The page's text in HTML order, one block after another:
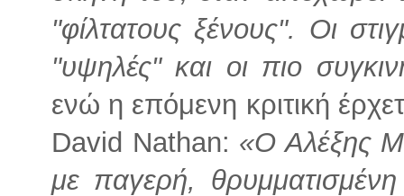
"φίλτατους ξένους". Οι
"υψηλές" και οι πιο
ενώ η επόμενη κριτική
David Nathan: «Ο Αλέξης
με παγερή,